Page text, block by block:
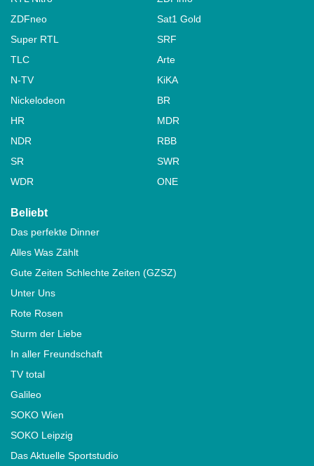
ZDFneo
Sat1 Gold
Super RTL
SRF
TLC
Arte
N-TV
KiKA
Nickelodeon
BR
HR
MDR
NDR
RBB
SR
SWR
WDR
ONE
Beliebt
Das perfekte Dinner
Alles Was Zählt
Gute Zeiten Schlechte Zeiten (GZSZ)
Unter Uns
Rote Rosen
Sturm der Liebe
In aller Freundschaft
TV total
Galileo
SOKO Wien
SOKO Leipzig
Das Aktuelle Sportstudio